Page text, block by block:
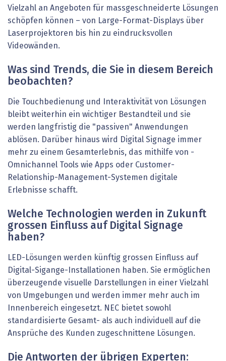
Vielzahl an Angeboten für massgeschneiderte Lösungen
schöpfen können – von Large-Format-Displays über
Laserprojektoren bis hin zu eindrucksvollen
Videowänden.
Was sind Trends, die Sie in ­diesem Bereich
beobachten?
Die Touchbedienung und Interaktivität von Lösungen
bleibt weiterhin ein wichtiger Bestandteil und sie
werden langfristig die "passiven" Anwendungen
ablösen. Darüber hinaus wird Digital Signage immer
mehr zu einem Gesamterlebnis, das mithilfe von ­
Omnichannel Tools wie Apps oder Customer-
Relationship-Management-Systemen digitale
Erlebnisse schafft.
Welche Technologien werden in Zukunft
grossen Einfluss auf Digital Signage
haben?
LED-Lösungen werden künftig gros­sen Einfluss auf
Digital-Sigange-Installationen haben. Sie ermöglichen
überzeugende visuelle Darstellungen in einer Vielzahl
von Umgebungen und werden immer mehr auch im
Innenbereich eingesetzt. NEC bietet sowohl
standardisierte Gesamt- als auch individuell auf die
Ansprüche des Kunden zugeschnittene Lösungen.
Die Antworten der übrigen Experten: